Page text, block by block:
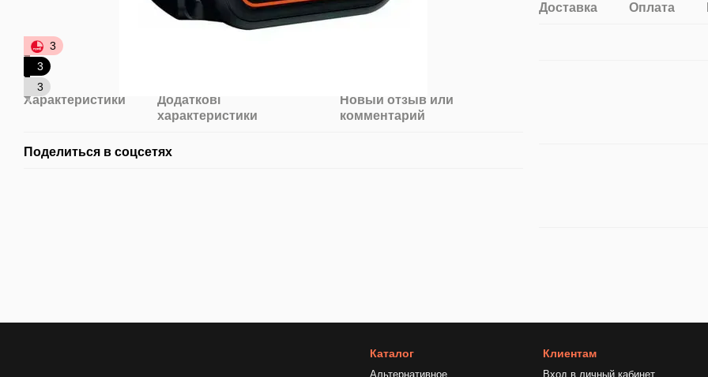
3
3
3
Характеристики
Додаткові
характеристики
Новый отзыв или
комментарий
Поделиться в соцсетях
Доставка Оплата
Каталог
Альтернативное
Клиентам
Вход в личный кабинет